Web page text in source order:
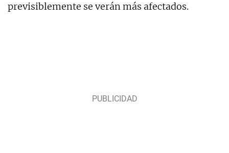
previsiblemente se verán más afectados.